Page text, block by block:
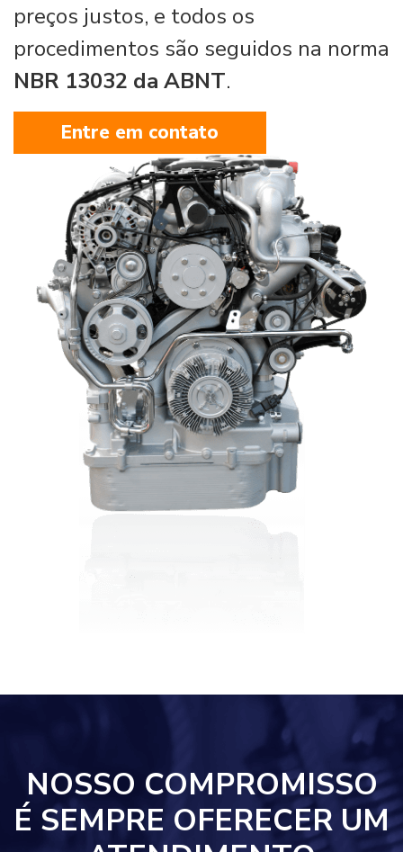
preços justos, e todos os
procedimentos são seguidos na norma
NBR 13032 da ABNT.
Entre em contato
NOSSO COMPROMISSO
É SEMPRE OFERECER UM